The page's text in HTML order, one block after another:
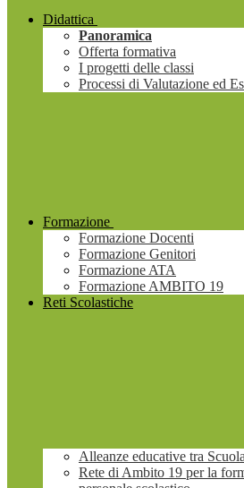
Didattica
Panoramica
Offerta formativa
I progetti delle classi
Processi di Valutazione ed
Formazione
Formazione Docenti
Formazione Genitori
Formazione ATA
Formazione AMBITO 19
Reti Scolastiche
Alleanze educative tra
Rete di Ambito 19 per la